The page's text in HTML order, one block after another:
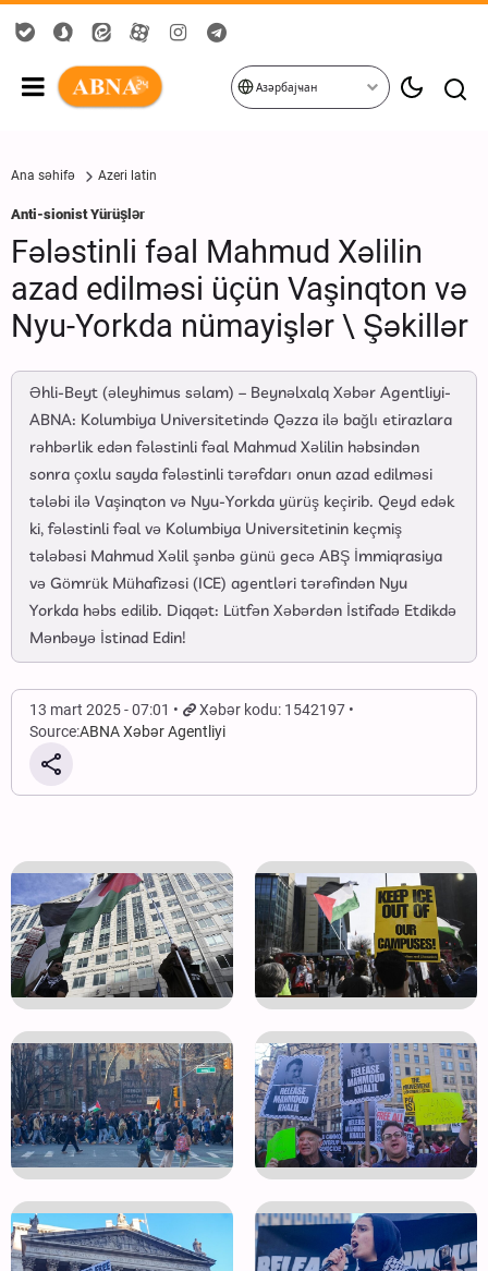
Азәрбајҹан
Ana səhifə Azeri latin
Anti-sionist Yürüşlər
Fələstinli fəal Mahmud Xəlilin
azad edilməsi üçün Vaşinqton və
Nyu-Yorkda nümayişlər \ Şəkillər
Əhli-Beyt (əleyhimus səlam) – Beynəlxalq Xəbər Agentliyi-
ABNA: Kolumbiya Universitetində Qəzza ilə bağlı etirazlara
rəhbərlik edən fələstinli fəal Mahmud Xəlilin həbsindən
sonra çoxlu sayda fələstinli tərəfdarı onun azad edilməsi
tələbi ilə Vaşinqton və Nyu-Yorkda yürüş keçirib. Qeyd edək
ki, fələstinli fəal və Kolumbiya Universitetinin keçmiş
tələbəsi Mahmud Xəlil şənbə günü gecə ABŞ İmmiqrasiya
və Gömrük Mühafizəsi (ICE) agentləri tərəfindən Nyu
Yorkda həbs edilib. Diqqət: Lütfən Xəbərdən İstifadə Etdikdə
Mənbəyə İstinad Edin!
13 mart 2025 - 07:01
Xəbər kodu: 1542197
Source:ABNA Xəbər Agentliyi